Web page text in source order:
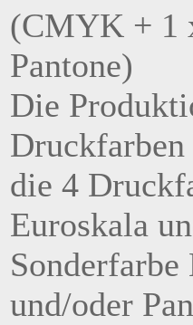
Die
die 4
Euroskala
Sonderfarbe
und/oder